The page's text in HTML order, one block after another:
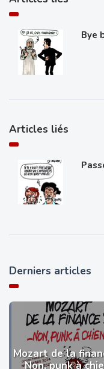
Bye
Articles liés
Derniers articles
Mozart de la
Non, punk à